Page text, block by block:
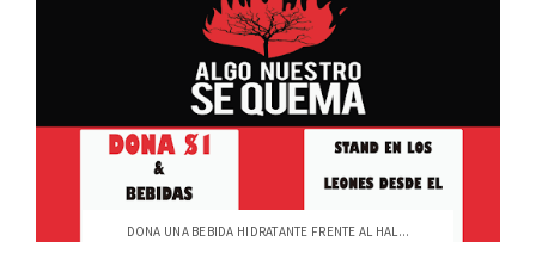
DONA UNA BEBIDA HIDRATANTE FRENTE AL HAL...